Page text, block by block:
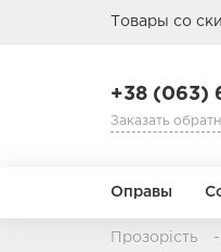
Товары со
+38 (063)
Заказать
Оправы
Прозорість